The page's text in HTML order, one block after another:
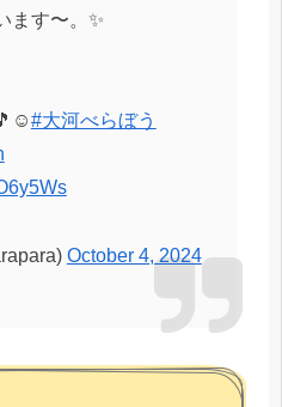
ます〜。✨
#大河べらぼう
October 4, 2024